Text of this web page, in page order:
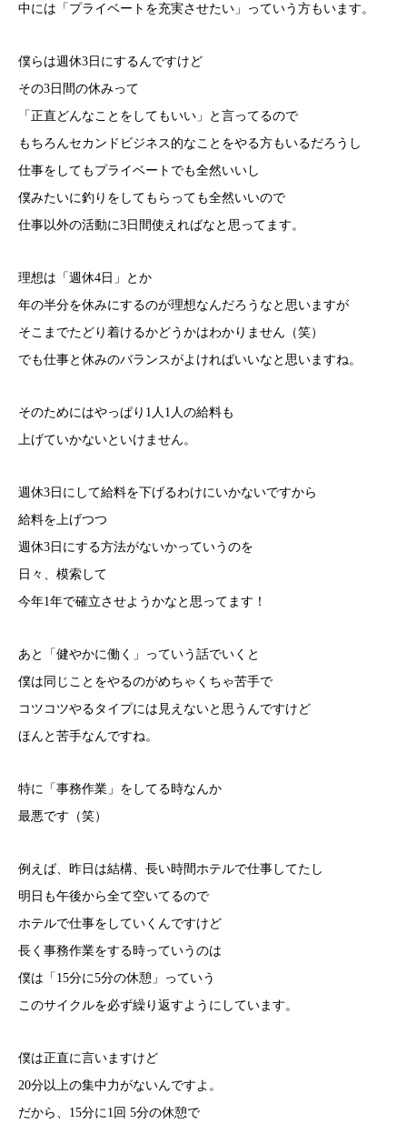
中には「プライベートを充実させたい」っていう方もいます。
僕らは週休3日にするんですけど
その3日間の休みって
「正直どんなことをしてもいい」と言ってるので
もちろんセカンドビジネス的なことをやる方もいるだろうし
仕事をしてもプライベートでも全然いいし
僕みたいに釣りをしてもらっても全然いいので
仕事以外の活動に3日間使えればなと思ってます。
理想は「週休4日」とか
年の半分を休みにするのが理想なんだろうなと思いますが
そこまでたどり着けるかどうかはわかりません（笑）
でも仕事と休みのバランスがよければいいなと思いますね。
そのためにはやっぱり1人1人の給料も
上げていかないといけません。
週休3日にして給料を下げるわけにいかないですから
給料を上げつつ
週休3日にする方法がないかっていうのを
日々、模索して
今年1年で確立させようかなと思ってます！
あと「健やかに働く」っていう話でいくと
僕は同じことをやるのがめちゃくちゃ苦手で
コツコツやるタイプには見えないと思うんですけど
ほんと苦手なんですね。
特に「事務作業」をしてる時なんか
最悪です（笑）
例えば、昨日は結構、長い時間ホテルで仕事してたし
明日も午後から全て空いてるので
ホテルで仕事をしていくんですけど
長く事務作業をする時っていうのは
僕は「15分に5分の休憩」っていう
このサイクルを必ず繰り返すようにしています。
僕は正直に言いますけど
20分以上の集中力がないんですよ。
だから、15分に1回 5分の休憩で